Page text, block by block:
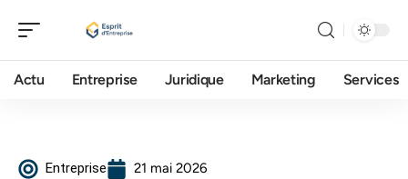
Actu Entreprise Juridique Marketing Services
Entreprise 21 mai 2026